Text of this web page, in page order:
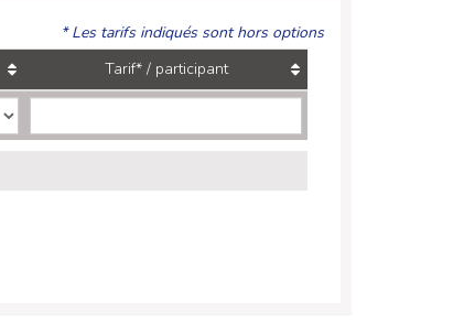
* Les tarifs indiqués sont hors options
Tarif* / participant